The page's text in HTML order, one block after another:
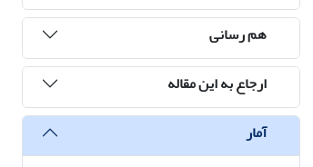
هم رسانی
ارجاع به این مقاله
آمار